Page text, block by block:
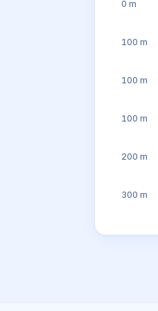
0 m
100 m
100 m
100 m
200 m
300 m